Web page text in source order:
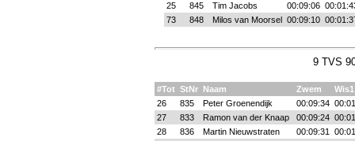
25
845 Tim Jacobs 00:09:06
73
848 Milos van Moorsel 00:09:10
9 TVS
#Tot StNr Naam Zwem
Wis1
26
835 Peter Groenendijk 00:09:34
27
833 Ramon van der Knaap 00:09:24
28
836 Martin Nieuwstraten 00:09:31